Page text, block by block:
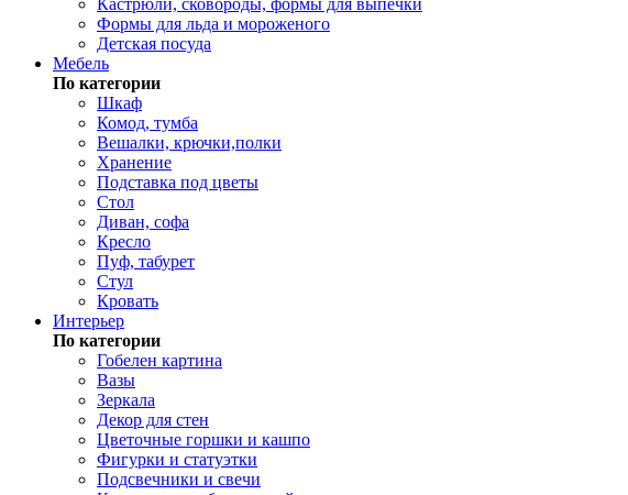
Кастрюли, сковороды, формы для выпечки
Формы для льда и мороженого
Детская посуда
Мебель
По категории
Шкаф
Комод, тумба
Вешалки, крючки,полки
Хранение
Подставка под цветы
Стол
Диван, софа
Кресло
Пуф, табурет
Стул
Кровать
Интерьер
По категории
Гобелен картина
Вазы
Зеркала
Декор для стен
Цветочные горшки и кашпо
Фигурки и статуэтки
Подсвечники и свечи